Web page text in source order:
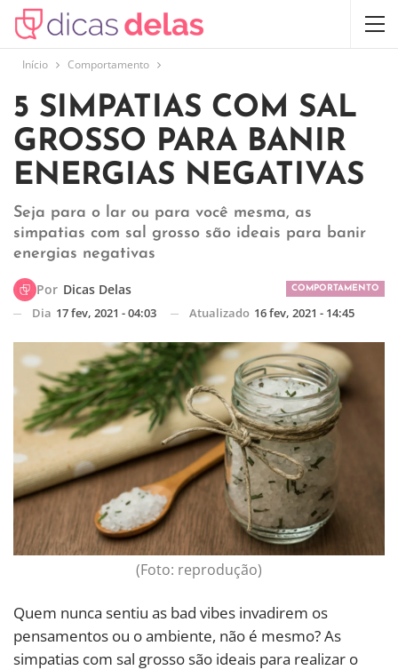
Início Comportamento
5 SIMPATIAS COM SAL
GROSSO PARA BANIR
ENERGIAS NEGATIVAS
Seja para o lar ou para você mesma, as
simpatias com sal grosso são ideais para banir
energias negativas
COMPORTAMENTO
Por Dicas Delas
Dia 17 fev, 2021 - 04:03 Atualizado 16 fev, 2021 - 14:45
(Foto: reprodução)
Quem nunca sentiu as bad vibes invadirem os
pensamentos ou o ambiente, não é mesmo? As
simpatias com sal grosso são ideais para realizar o